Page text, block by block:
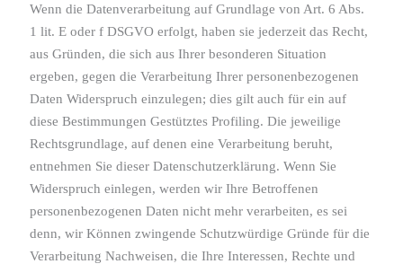
Wenn die Datenverarbeitung auf Grundlage von Art. 6 Abs.
1 lit. E oder f DSGVO erfolgt, haben sie jederzeit das Recht,
aus Gründen, die sich aus Ihrer besonderen Situation
ergeben, gegen die Verarbeitung Ihrer personenbezogenen
Daten Widerspruch einzulegen; dies gilt auch für ein auf
diese Bestimmungen Gestütztes Profiling. Die jeweilige
Rechtsgrundlage, auf denen eine Verarbeitung beruht,
entnehmen Sie dieser Datenschutzerklärung. Wenn Sie
Widerspruch einlegen, werden wir Ihre Betroffenen
personenbezogenen Daten nicht mehr verarbeiten, es sei
denn, wir Können zwingende Schutzwürdige Gründe für die
Verarbeitung Nachweisen, die Ihre Interessen, Rechte und